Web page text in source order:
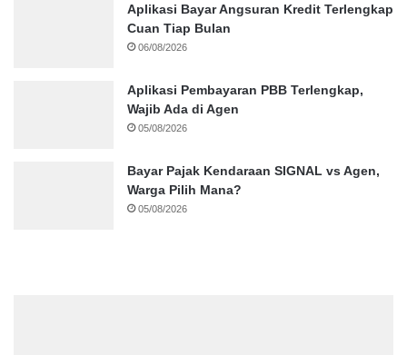
Aplikasi Bayar Angsuran Kredit Terlengkap
Cuan Tiap Bulan
06/08/2026
Aplikasi Pembayaran PBB Terlengkap,
Wajib Ada di Agen
05/08/2026
Bayar Pajak Kendaraan SIGNAL vs Agen,
Warga Pilih Mana?
05/08/2026